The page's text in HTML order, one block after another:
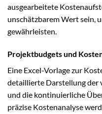
ausgearbeitete
unschätzbarem Wert sein,
gewährleisten.
Projektbudgets und
Eine Excel-Vorlage zur
detaillierte Darstellung der
und die kontinuierliche
präzise Kostenanalyse